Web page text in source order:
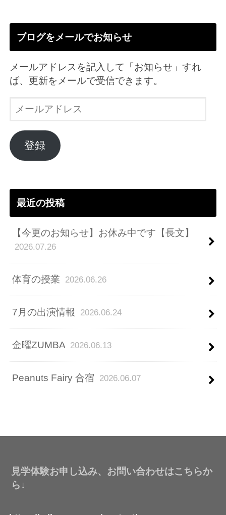
ブログをメールでお知らせ
メールアドレスを記入して「お知らせ」すれ
ば、更新をメールで受信できます。
ル
ア
ド
登録
最近の投稿
【今更のお知らせ】お休み中です【長文】
2026.07.26
体育の授業 2026.06.26
7月の出演情報 2026.06.24
金曜ZUMBA 2026.06.13
Peanuts Fairy 合宿 2026.06.07
見学体験お申し込み、お問い合わせはこちらか
ら↓